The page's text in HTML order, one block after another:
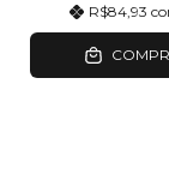
R$84,93